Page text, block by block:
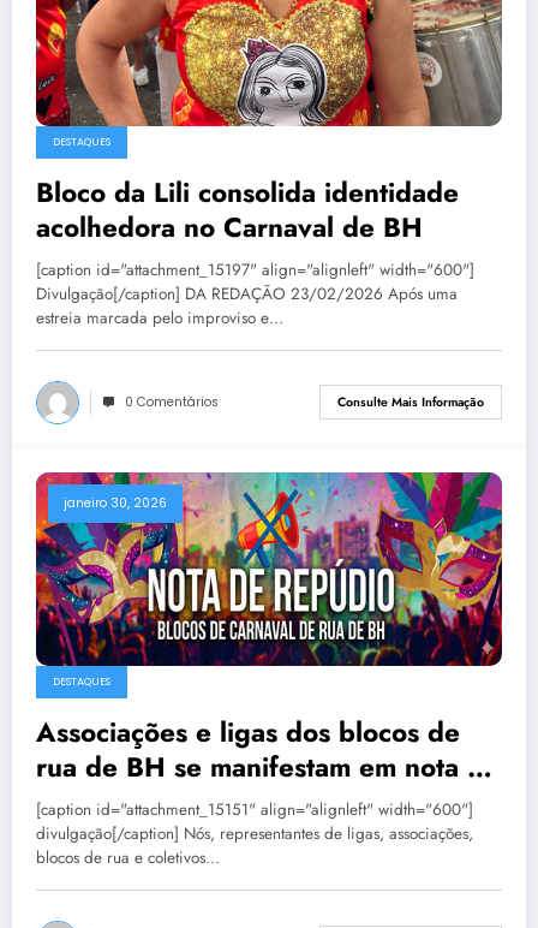
DESTAQUES
Bloco da Lili consolida identidade
acolhedora no Carnaval de BH
[caption id="attachment_15197" align="alignleft" width="600"]
Divulgação[/caption] DA REDAÇÃO 23/02/2026 Após uma
estreia marcada pelo improviso e…
0 Comentários Consulte Mais Informação
janeiro 30, 2026
DESTAQUES
Associações e ligas dos blocos de
rua de BH se manifestam em nota de
repúdio
[caption id="attachment_15151" align="alignleft" width="600"]
divulgação[/caption] Nós, representantes de ligas, associações,
blocos de rua e coletivos…